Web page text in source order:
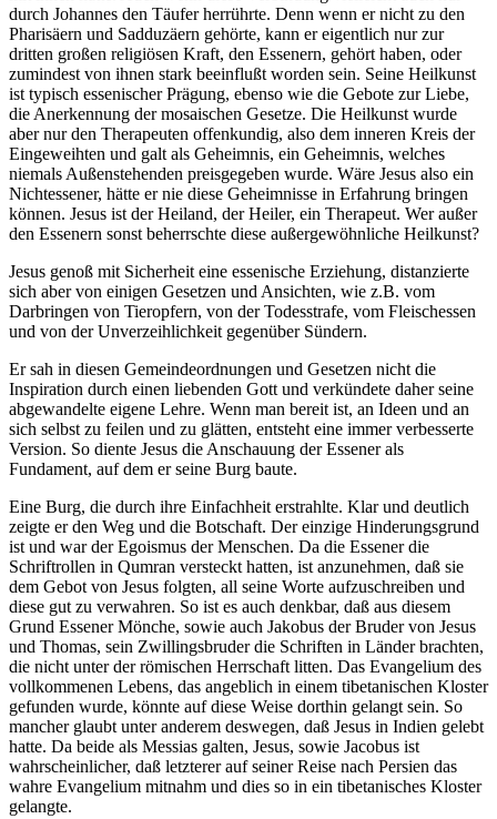
durch Johannes den Täufer herrührte. Denn wenn er nicht zu den
Pharisäern und Sadduzäern gehörte, kann er eigentlich nur zur
dritten großen religiösen Kraft, den Essenern, gehört haben, oder
zumindest von ihnen stark beeinflußt worden sein. Seine Heilkunst
ist typisch essenischer Prägung, ebenso wie die Gebote zur Liebe,
die Anerkennung der mosaischen Gesetze. Die Heilkunst wurde
aber nur den Therapeuten offenkundig, also dem inneren Kreis der
Eingeweihten und galt als Geheimnis, ein Geheimnis, welches
niemals Außenstehenden preisgegeben wurde. Wäre Jesus also ein
Nichtessener, hätte er nie diese Geheimnisse in Erfahrung bringen
können. Jesus ist der Heiland, der Heiler, ein Therapeut. Wer außer
den Essenern sonst beherrschte diese außergewöhnliche Heilkunst?
Jesus genoß mit Sicherheit eine essenische Erziehung, distanzierte
sich aber von einigen Gesetzen und Ansichten, wie z.B. vom
Darbringen von Tieropfern, von der Todesstrafe, vom Fleischessen
und von der Unverzeihlichkeit gegenüber Sündern.
Er sah in diesen Gemeindeordnungen und Gesetzen nicht die
Inspiration durch einen liebenden Gott und verkündete daher seine
abgewandelte eigene Lehre. Wenn man bereit ist, an Ideen und an
sich selbst zu feilen und zu glätten, entsteht eine immer verbesserte
Version. So diente Jesus die Anschauung der Essener als
Fundament, auf dem er seine Burg baute.
Eine Burg, die durch ihre Einfachheit erstrahlte. Klar und deutlich
zeigte er den Weg und die Botschaft. Der einzige Hinderungsgrund
ist und war der Egoismus der Menschen. Da die Essener die
Schriftrollen in Qumran versteckt hatten, ist anzunehmen, daß sie
dem Gebot von Jesus folgten, all seine Worte aufzuschreiben und
diese gut zu verwahren. So ist es auch denkbar, daß aus diesem
Grund Essener Mönche, sowie auch Jakobus der Bruder von Jesus
und Thomas, sein Zwillingsbruder die Schriften in Länder brachten,
die nicht unter der römischen Herrschaft litten. Das Evangelium des
vollkommenen Lebens, das angeblich in einem tibetanischen Kloster
gefunden wurde, könnte auf diese Weise dorthin gelangt sein. So
mancher glaubt unter anderem deswegen, daß Jesus in Indien gelebt
hatte. Da beide als Messias galten, Jesus, sowie Jacobus ist
wahrscheinlicher, daß letzterer auf seiner Reise nach Persien das
wahre Evangelium mitnahm und dies so in ein tibetanisches Kloster
gelangte.